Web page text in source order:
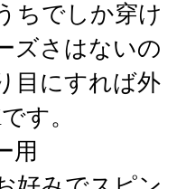
ちでしか穿け
ズさはないの
目にすれば外
す。
用